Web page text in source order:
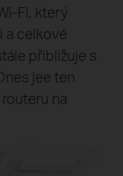
Fi, který
a celkové
přibližuje s
jee ten
na